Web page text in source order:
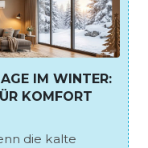
IM WINTER:
KOMFORT
die kalte